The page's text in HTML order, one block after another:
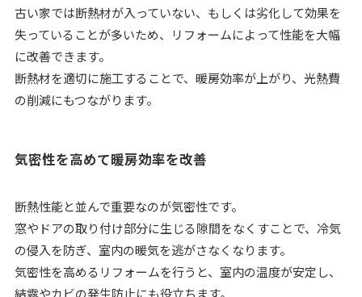
古い家では断熱材が入っていない、もしくは劣化して効果を
失っていることが多いため、リフォームによって性能を大幅
に改善できます。
断熱材を適切に施工することで、暖房効率が上がり、光熱費
の削減にもつながります。
気密性を高めて暖房効率を改善
断熱性能と並んで重要なのが気密性です。
窓やドアの取り付け部分に生じる隙間をなくすことで、冷気
の侵入を防ぎ、室内の暖気を逃がさなくなります。
気密性を高めるリフォームを行うと、室内の温度が安定し、
結露やカビの発生防止にも役立ちます。